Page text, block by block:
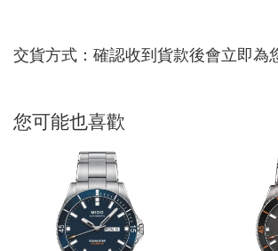
交貨方式：確認收到貨款後會立即為
您可能也喜歡